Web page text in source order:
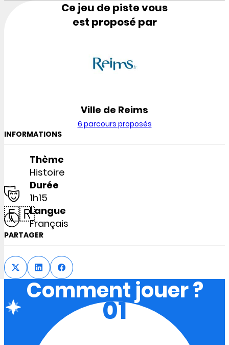
Ce jeu de piste vous
est proposé par
Ville de Reims
6 parcours proposés
INFORMATIONS
Thème
Histoire
Durée
1h15
🇫🇷Langue
Français
PARTAGER
Comment jouer ?
01